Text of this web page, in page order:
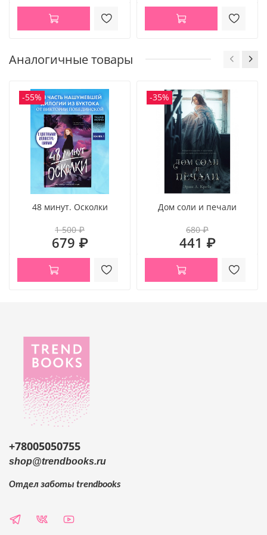
Аналогичные товары
-55%
48 минут. Осколки
1 500 ₽
679 ₽
-35%
Дом соли и печали
680 ₽
441 ₽
+78005050755
shop@trendbooks.ru
Отдел заботы trendbooks